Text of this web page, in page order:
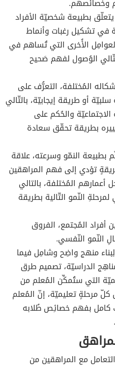
وخصائصهم.
بطبيعة شخصيّة الأفراد
في تشكيل رغبات وأنماط
الأُخرى التي تُساهم في
الوُصول لفهم صَحيح
المُختلفة، التعرُّف على
أو طريقة إيجابيّة، بالتّالي
الاجتماعيّة والحُكم على
بطريقة تحقّق سعادة
بطبيعة النمّو وسرعته، علاقة
تؤدي إلى فهم المراهقين
أعمارهم المُختلفة، بالتالي
النّمو التّالية بطريقة
أفراد المُجتمع، الفروق
النّمو النّفسي.
منهج واضِح وشامِل فيما
الدراسيّة، تصميم طرق
التي ستُمكِّن المُعلم من
مرحلةٍ تعليميّة، إنّ المُعلم
كامل بفهم خصائِص طُلابه
مع المراهقين من